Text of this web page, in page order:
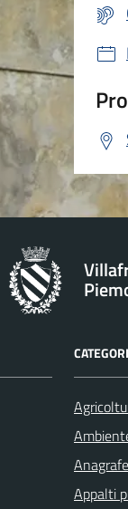
Appalti